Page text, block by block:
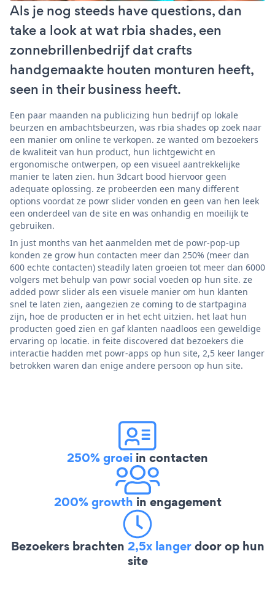
Als je nog steeds have questions, dan
take a look at wat rbia shades, een
zonnebrillenbedrijf dat crafts
handgemaakte houten monturen heeft,
seen in their business heeft.
Een paar maanden na publicizing hun bedrijf op lokale
beurzen en ambachtsbeurzen, was rbia shades op zoek naar
een manier om online te verkopen. ze wanted om bezoekers
de kwaliteit van hun product, hun lichtgewicht en
ergonomische ontwerpen, op een visueel aantrekkelijke
manier te laten zien. hun 3dcart bood hiervoor geen
adequate oplossing. ze probeerden een many different
options voordat ze powr slider vonden en geen van hen leek
een onderdeel van de site en was onhandig en moeilijk te
gebruiken.
In just months van het aanmelden met de powr-pop-up
konden ze grow hun contacten meer dan 250% (meer dan
600 echte contacten) steadily laten groeien tot meer dan 6000
volgers met behulp van powr social voeden op hun site. ze
added powr slider als een visuele manier om hun klanten
snel te laten zien, aangezien ze coming to de startpagina
zijn, hoe de producten er in het echt uitzien. het laat hun
producten goed zien en gaf klanten naadloos een geweldige
ervaring op locatie. in feite discovered dat bezoekers die
interactie hadden met powr-apps op hun site, 2,5 keer langer
betrokken waren dan enige andere persoon op hun site.
250% groei in contacten
200% growth in engagement
Bezoekers brachten 2,5x langerdoor op hun
site